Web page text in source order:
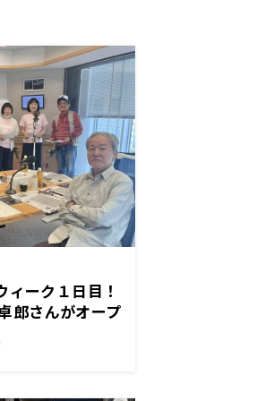
ーク１日目！
郎さんがオープ